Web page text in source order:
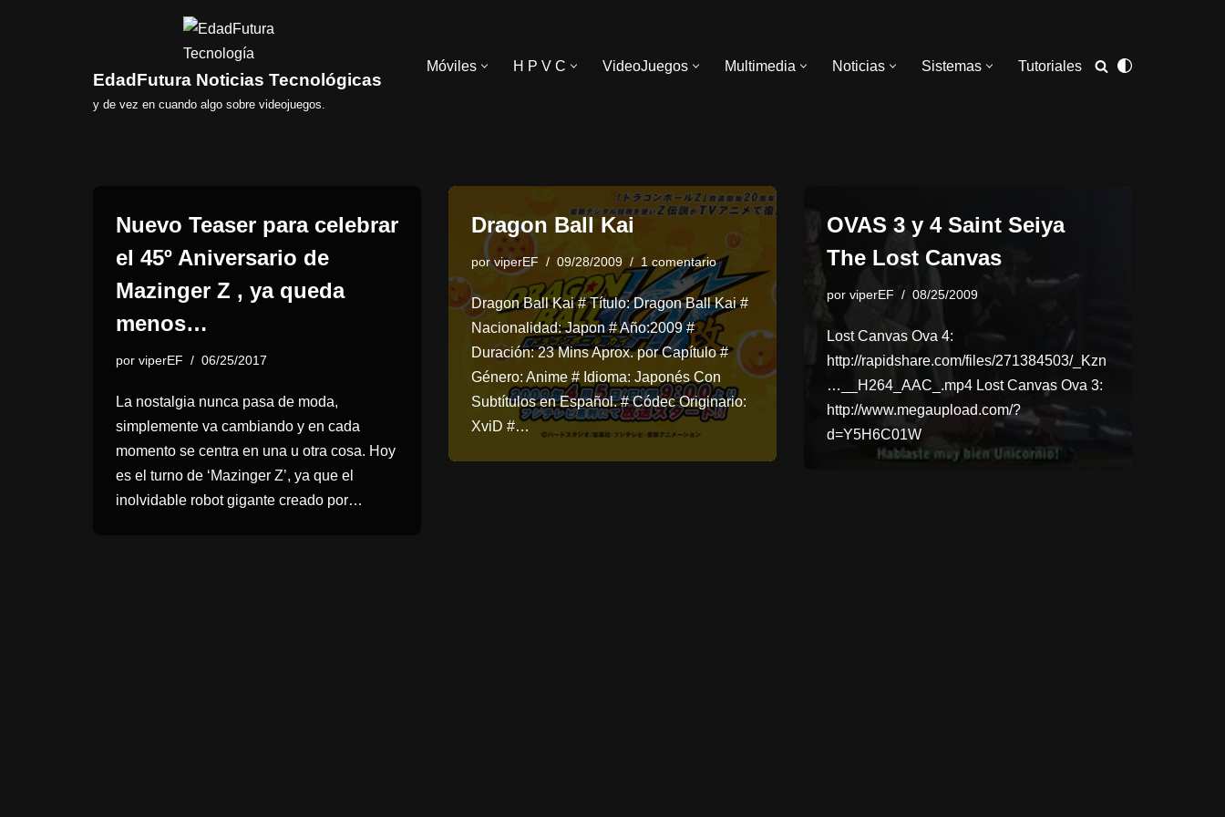
EdadFutura Noticias Tecnológicas
y de vez en cuando algo sobre videojuegos.
Móviles H P V C VideoJuegos Multimedia Noticias Sistemas Tutoriales
Nuevo Teaser para celebrar
el 45º Aniversario de
Mazinger Z , ya queda
menos…
por viperEF 06/25/2017
La nostalgia nunca pasa de moda,
simplemente va cambiando y en cada
momento se centra en una u otra cosa. Hoy
es el turno de ‘Mazinger Z’, ya que el
inolvidable robot gigante creado por…
Dragon Ball Kai
porviperEF 09/28/2009 1 comentario
Dragon Ball Kai # Título: Dragon Ball Kai #
Nacionalidad: Japon # Año:2009 #
Duración: 23 Mins Aprox. por Capítulo #
Género: Anime # Idioma: Japonés Con
Subtítulos en Español. # Códec Originario:
XviD #…
OVAS 3 y 4 Saint Seiya
The Lost Canvas
por viperEF 08/25/2009
Lost Canvas Ova 4:
http://rapidshare.com/files/271384503/_Kzn
…__H264_AAC_.mp4 Lost Canvas Ova 3:
http://www.megaupload.com/?
d=Y5H6C01W